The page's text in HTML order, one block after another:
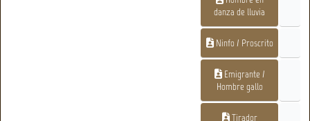
danza de lluvia
Ninfo / Proscrito
Emigrante /
Hombre gallo
Tirador